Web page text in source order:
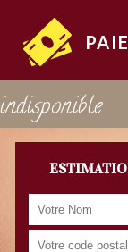
indisponible